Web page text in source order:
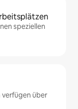
speziellen
verfügen über